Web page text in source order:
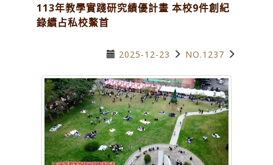
113年教學實踐研究績優計畫 本校9件創紀
錄續占私校鰲首
2025-12-23 NO.1237